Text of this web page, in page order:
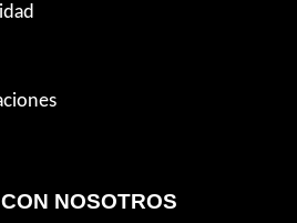
NOSOTROS